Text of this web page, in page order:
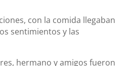
con la comida llegaban
sentimientos y las
hermano y amigos fueron